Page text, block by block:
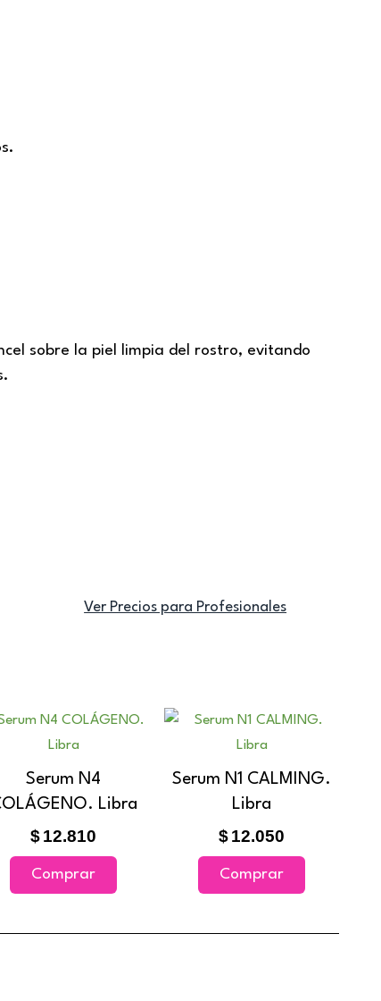
sobre la piel limpia del rostro, evitando
Ver Precios para Profesionales
Serum N4
Libra
$12.810
Comprar
Serum N1 CALMING.
Libra
$12.050
Comprar